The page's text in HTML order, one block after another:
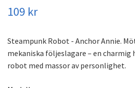
109 kr
Steampunk Robot - Anchor Annie.
mekaniska följeslagare – en charmig
robot med massor av personlighet.